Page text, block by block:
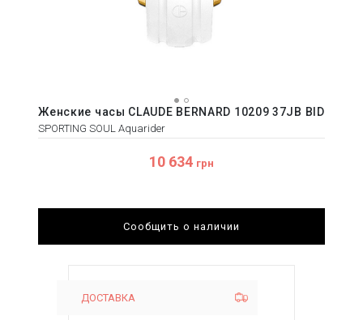
Женские часы CLAUDE BERNARD 10209 37JB BID
SPORTING SOUL Aquarider
10 634 грн
Сообщить о наличии
ДОСТАВКА